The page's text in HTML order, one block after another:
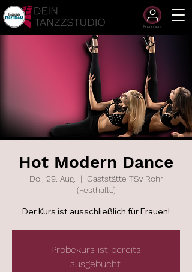
Members
Hot Modern Dance
Do., 29. Aug.
  |
Gaststätte TSV Rohr
(Festhalle)
Der Kurs ist ausschließlich für Frauen!
Probekurs ist bereits
ausgebucht.